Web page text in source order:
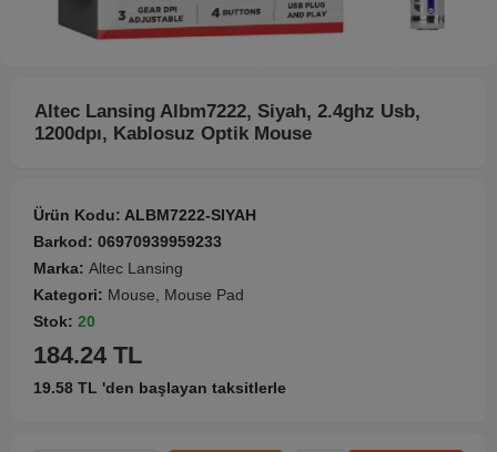
Altec Lansing Albm7222, Siyah, 2.4ghz Usb,
1200dpı, Kablosuz Optik Mouse
Ürün Kodu: ALBM7222-SIYAH
Barkod: 06970939959233
Marka: Altec Lansing
Kategori: Mouse, Mouse Pad
Stok: 20
184.24 TL
19.58 TL 'den başlayan taksitlerle